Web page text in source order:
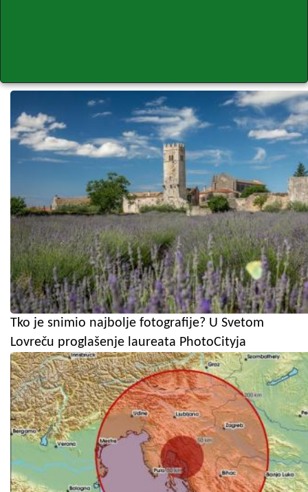
Tko je snimio najbolje fotografije? U Svetom
Lovreču proglašenje laureata PhotoCityja